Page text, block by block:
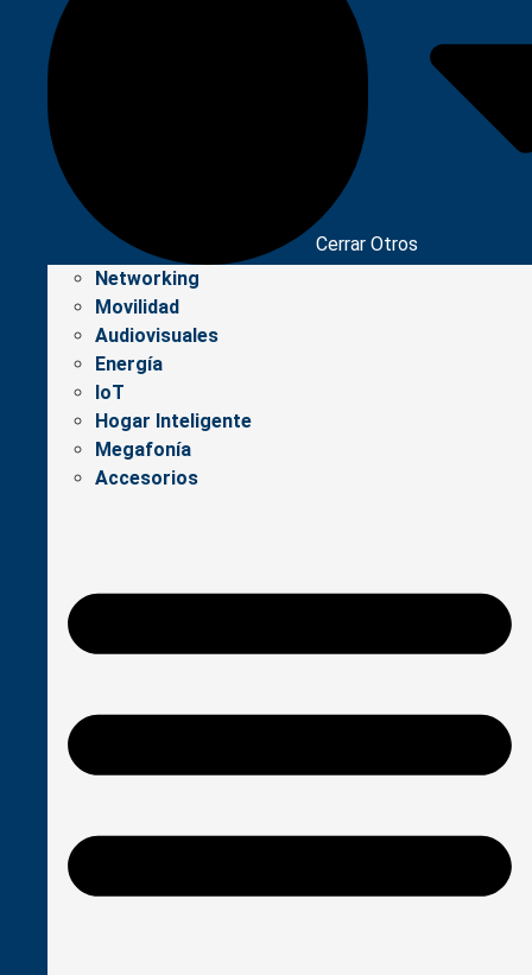
Cerrar Otros
Networking
Movilidad
Audiovisuales
Energía
IoT
Hogar Inteligente
Megafonía
Accesorios